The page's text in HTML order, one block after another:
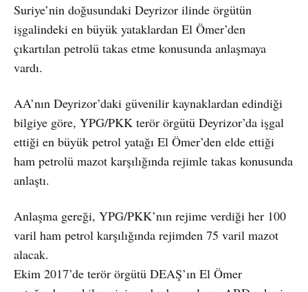
Suriye’nin doğusundaki Deyrizor ilinde örgütün
işgalindeki en büyük yataklardan El Ömer’den
çıkartılan petrolü takas etme konusunda anlaşmaya
vardı.
AA’nın Deyrizor’daki güvenilir kaynaklardan edindiği
bilgiye göre, YPG/PKK terör örgütü Deyrizor’da işgal
ettiği en büyük petrol yatağı El Ömer’den elde ettiği
ham petrolü mazot karşılığında rejimle takas konusunda
anlaştı.
Anlaşma gereği, YPG/PKK’nın rejime verdiği her 100
varil ham petrol karşılığında rejimden 75 varil mazot
alacak.
Ekim 2017’de terör örgütü DEAŞ’ın El Ömer